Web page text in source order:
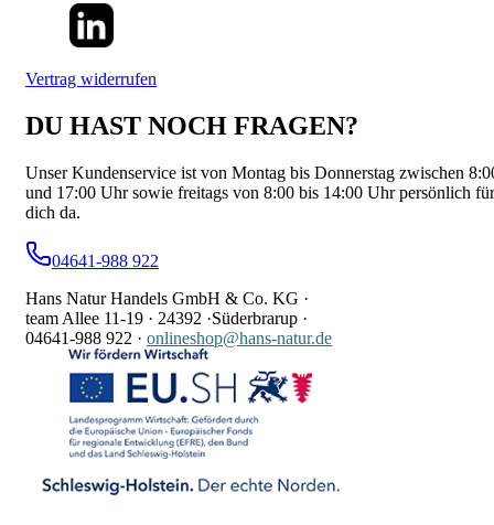
Vertrag widerrufen
DU HAST NOCH FRAGEN?
Unser Kundenservice ist von Montag bis Donnerstag zwischen
und 17:00 Uhr sowie freitags von 8:00 bis 14:00 Uhr persönlich für
dich da.
04641-988 922
Hans Natur Handels GmbH & Co. KG ·
team Allee 11-19 · 24392 ·Süderbrarup ·
04641-988 922 · onlineshop@hans-natur.de